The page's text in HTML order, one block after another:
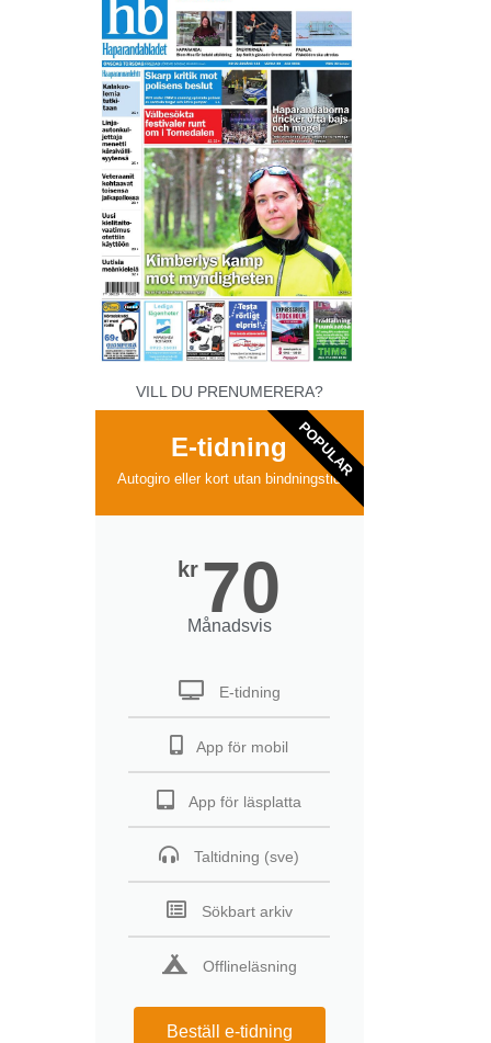
VILL DU PRENUMERERA?
E-tidning
Autogiro eller kort utan bindningstid
kr 70
Månadsvis
E-tidning
App för mobil
App för läsplatta
Taltidning (sve)
Sökbart arkiv
Offlineläsning
Beställ e-tidning
POPULAR